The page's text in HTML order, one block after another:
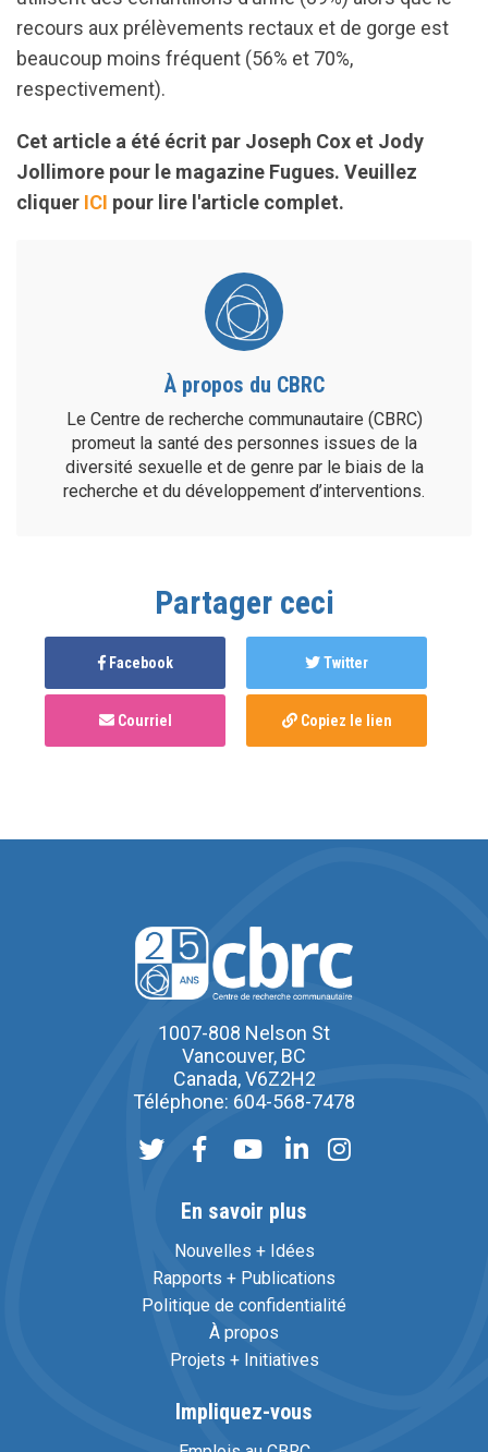
recours aux prélèvements rectaux et de gorge est
beaucoup moins fréquent (56% et 70%,
respectivement).
Cet article a été écrit par Joseph Cox et Jody
Jollimore pour le magazine Fugues. Veuillez
cliquer ICI pour lire l'article complet.
À propos du CBRC
Le Centre de recherche communautaire (CBRC)
promeut la santé des personnes issues de la
diversité sexuelle et de genre par le biais de la
recherche et du développement d’interventions.
Partager ceci
Facebook Twitter
Courriel Copiez le lien
1007-808 Nelson St
Vancouver, BC
Canada, V6Z2H2
Téléphone: 604-568-7478
En savoir plus
Nouvelles + Idées
Rapports + Publications
Politique de confidentialité
À propos
Projets + Initiatives
Impliquez-vous